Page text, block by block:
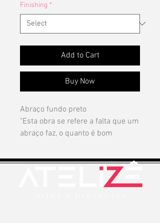
Finishing *
Add to Cart
Buy Now
Abraço fundo preto
"Esta obra se refere a falta que um
abraço faz, o quanto é bom
ligação íntima e saudável que nos
foi tirado pela covid-19. É um
gesto simples, porém carregado